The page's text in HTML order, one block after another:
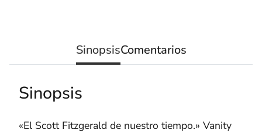
SinopsisComentarios
Sinopsis
«El Scott Fitzgerald de nuestro tiempo.» Vanity